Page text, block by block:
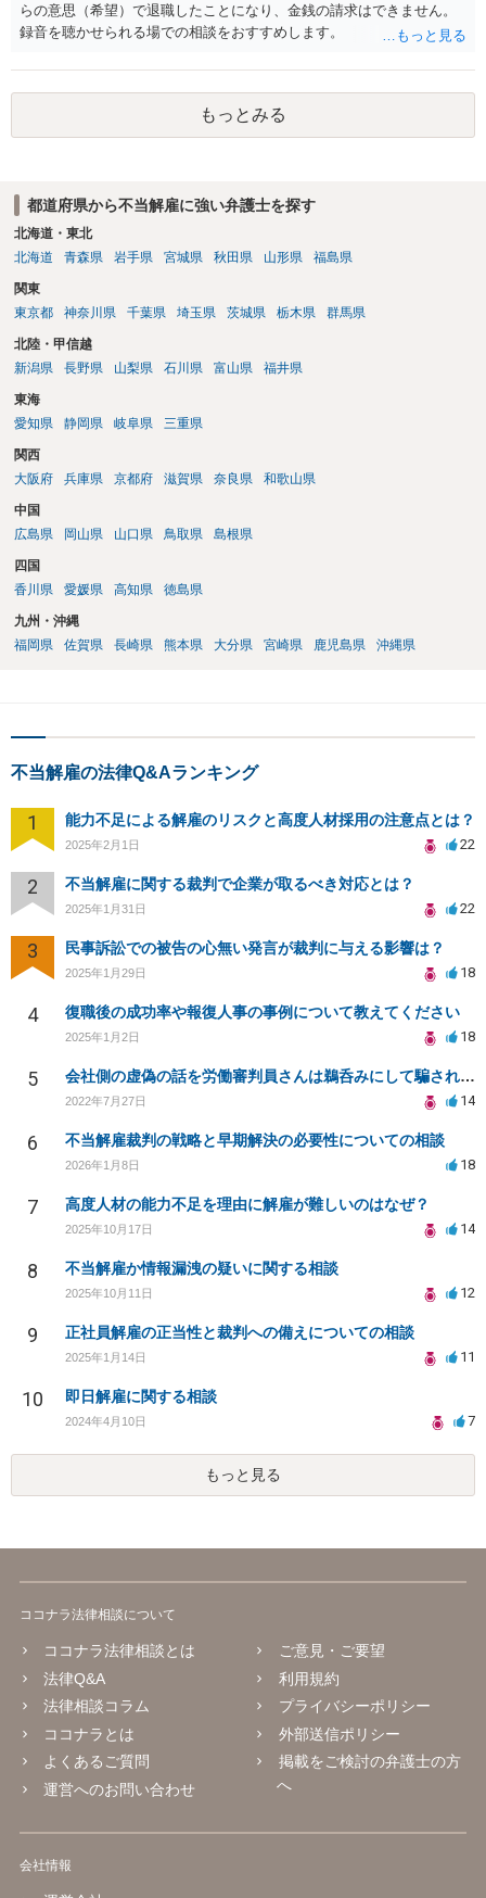
らの意思（希望）で退職したことになり、金銭の請求はできません。
録音を聴かせられる場での相談をおすすめします。
もっとみる
都道府県から不当解雇に強い弁護士を探す
北海道・東北
北海道
青森県 岩手県 宮城県 秋田県 山形県 福島県
関東
東京都
神奈川県 千葉県 埼玉県 茨城県 栃木県 群馬県
北陸・甲信越
新潟県
長野県 山梨県 石川県 富山県 福井県
東海
愛知県
静岡県 岐阜県 三重県
関西
大阪府
兵庫県 京都府 滋賀県 奈良県 和歌山県
中国
広島県
岡山県 山口県 鳥取県 島根県
四国
香川県
愛媛県 高知県 徳島県
九州・沖縄
福岡県
佐賀県 長崎県 熊本県 大分県 宮崎県 鹿児島県 沖縄県
不当解雇の法律Q&Aランキング
1 能力不足による解雇のリスクと高度人材採用の注意点とは？
2025年2月1日 22
2 不当解雇に関する裁判で企業が取るべき対応とは？
2025年1月31日 22
3 民事訴訟での被告の心無い発言が裁判に与える影響は？
2025年1月29日 18
4 復職後の成功率や報復人事の事例について教えてください
2025年1月2日 18
5 会社側の虚偽の話を労働審判員さんは鵜呑みにして騙されてしまいました。
2022年7月27日 14
6 不当解雇裁判の戦略と早期解決の必要性についての相談
2026年1月8日 18
7 高度人材の能力不足を理由に解雇が難しいのはなぜ？
2025年10月17日 14
8 不当解雇か情報漏洩の疑いに関する相談
2025年10月11日 12
9 正社員解雇の正当性と裁判への備えについての相談
2025年1月14日 11
10 即日解雇に関する相談
2024年4月10日 7
もっと見る
ココナラ法律相談について
ココナラ法律相談とは
法律Q&A
法律相談コラム
ココナラとは
よくあるご質問
運営へのお問い合わせ
ご意見・ご要望
利用規約
プライバシーポリシー
外部送信ポリシー
掲載をご検討の弁護士の方
へ
会社情報